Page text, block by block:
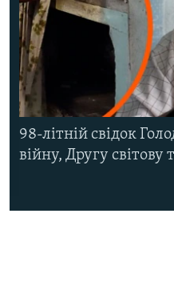
98-літній свідок
війну, Другу світову